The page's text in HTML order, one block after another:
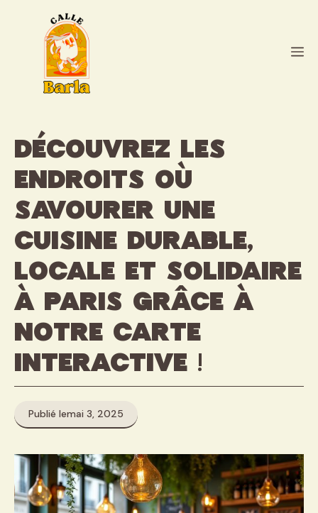
Découvrez les
endroits où
savourer une
cuisine durable,
locale et solidaire
à Paris grâce à
notre carte
interactive !
Publié lemai 3, 2025